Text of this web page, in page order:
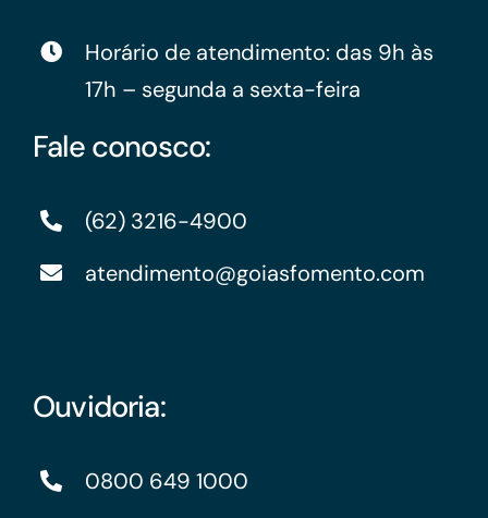
Horário de atendimento: das 9h às
17h – segunda a sexta-feira
Fale conosco:
(62) 3216-4900
atendimento@goiasfomento.com
Ouvidoria:
0800 649 1000